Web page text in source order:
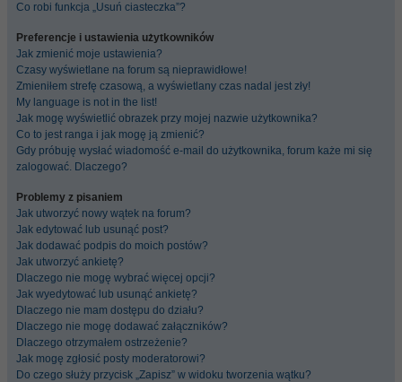
Co robi funkcja „Usuń ciasteczka”?
Preferencje i ustawienia użytkowników
Jak zmienić moje ustawienia?
Czasy wyświetlane na forum są nieprawidłowe!
Zmieniłem strefę czasową, a wyświetlany czas nadal jest zły!
My language is not in the list!
Jak mogę wyświetlić obrazek przy mojej nazwie użytkownika?
Co to jest ranga i jak mogę ją zmienić?
Gdy próbuję wysłać wiadomość e-mail do użytkownika, forum każe mi się
zalogować. Dlaczego?
Problemy z pisaniem
Jak utworzyć nowy wątek na forum?
Jak edytować lub usunąć post?
Jak dodawać podpis do moich postów?
Jak utworzyć ankietę?
Dlaczego nie mogę wybrać więcej opcji?
Jak wyedytować lub usunąć ankietę?
Dlaczego nie mam dostępu do działu?
Dlaczego nie mogę dodawać załączników?
Dlaczego otrzymałem ostrzeżenie?
Jak mogę zgłosić posty moderatorowi?
Do czego służy przycisk „Zapisz” w widoku tworzenia wątku?